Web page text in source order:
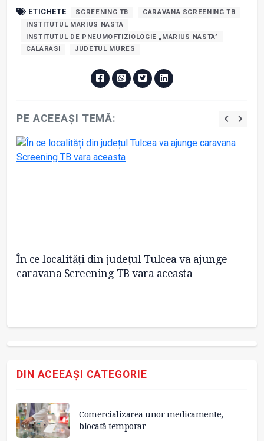
ETICHETE SCREENING TB
CARAVANA SCREENING TB
INSTITUTUL MARIUS NASTA
INSTITUTUL DE PNEUMOFTIZIOLOGIE „MARIUS NASTA”
CALARASI
JUDETUL MURES
PE ACEEAȘI TEMĂ:
În ce localități din județul Tulcea va ajunge
caravana Screening TB vara aceasta
DIN ACEEAȘI CATEGORIE
Comercializarea unor medicamente,
blocată temporar